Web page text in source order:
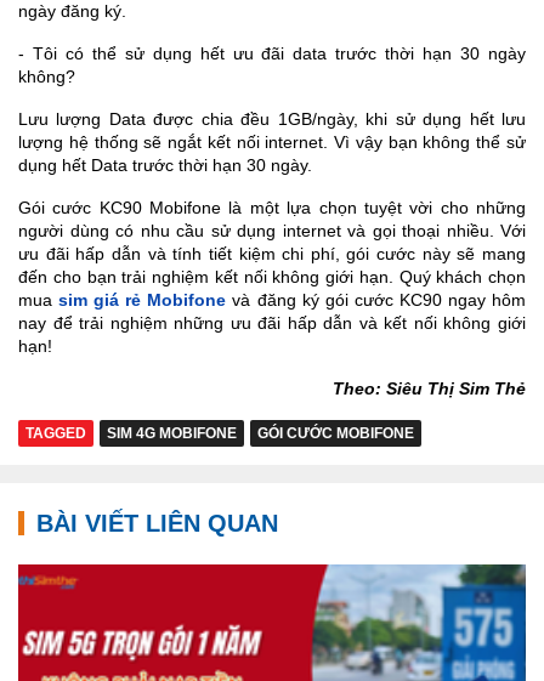
ngày đăng ký.
- Tôi có thể sử dụng hết ưu đãi data trước thời hạn 30 ngày
không?
Lưu lượng Data được chia đều 1GB/ngày, khi sử dụng hết lưu
lượng hệ thống sẽ ngắt kết nối internet. Vì vậy bạn không thể sử
dụng hết Data trước thời hạn 30 ngày.
Gói cước KC90 Mobifone là một lựa chọn tuyệt vời cho những
người dùng có nhu cầu sử dụng internet và gọi thoại nhiều. Với
ưu đãi hấp dẫn và tính tiết kiệm chi phí, gói cước này sẽ mang
đến cho bạn trải nghiệm kết nối không giới hạn. Quý khách chọn
muasim giá rẻ Mobifone và đăng ký gói cước KC90 ngay hôm
nay để trải nghiệm những ưu đãi hấp dẫn và kết nối không giới
hạn!
Theo: Siêu Thị Sim Thẻ
TAGGED SIM 4G MOBIFONE GÓI CƯỚC MOBIFONE
BÀI VIẾT LIÊN QUAN